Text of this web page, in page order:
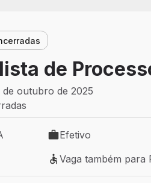
de
de outubro de 2025
Camaçari - BATipo de vaga: Efetivo
Efetivo
PresencialVaga também para PcD
Vaga também para